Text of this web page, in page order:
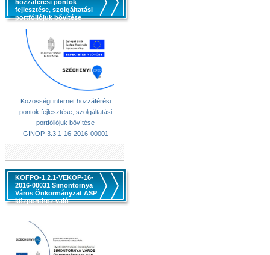
hozzáférési pontok
fejlesztése, szolgáltatási
portfóliójuk bővítése
Közösségi internet hozzáférési
pontok fejlesztése, szolgáltatási
portfóliójuk bővítése
GINOP-3.3.1-16-2016-00001
KÖFPO-1.2.1-VEKOP-16-
2016-00031 Simontornya
Város Önkormányzat ASP
központhoz való